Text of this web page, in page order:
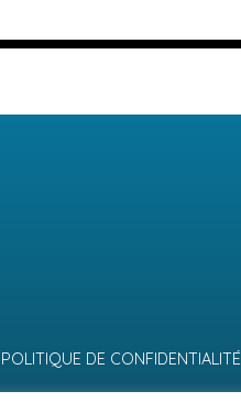
POLITIQUE DE CONFIDENTIALITÉ